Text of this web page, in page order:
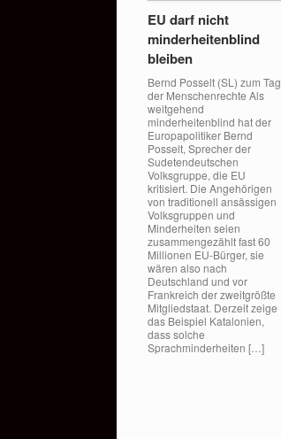
EU darf nicht
minderheitenblind
bleiben
Bernd Posselt (SL) zum Tag
der Menschenrechte Als
weitgehend
minderheitenblind hat der
Europapolitiker Bernd
Posselt, Sprecher der
Sudetendeutschen
Volksgruppe, die EU
kritisiert. Die Angehörigen
von traditionell ansässigen
Volksgruppen und
Minderheiten seien
zusammengezählt fast 60
Millionen EU-Bürger, sie
wären also nach
Deutschland und vor
Frankreich der zweitgrößte
Mitgliedstaat. Derzeit zeige
das Beispiel Katalonien,
dass solche
Sprachminderheiten […]